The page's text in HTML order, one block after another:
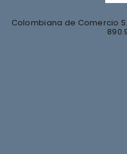
Colombiana de Comercio